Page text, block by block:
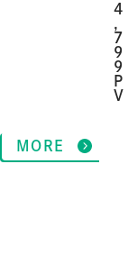
4
,
7
9
9
P
V